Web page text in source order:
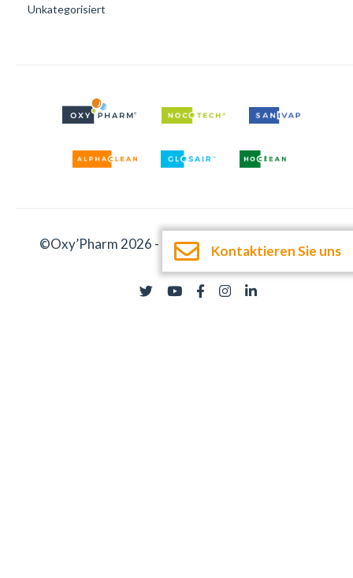
Unkategorisiert
©Oxy’Pharm 2026 - Impressum Dokumentation
Kontaktieren Sie uns